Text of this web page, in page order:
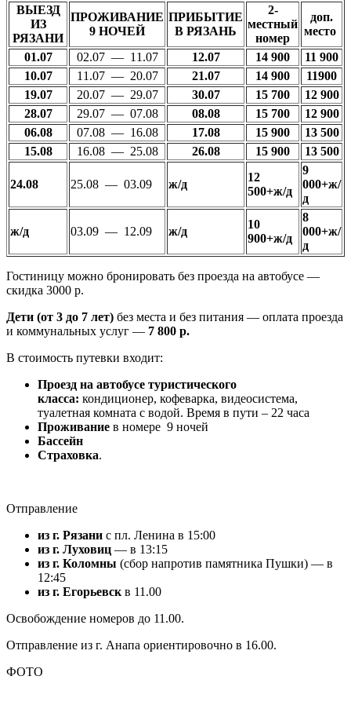
ВЫЕЗД
ИЗ
РЯЗАНИ
ПРОЖИВАНИЕ
9 НОЧЕЙ
ПРИБЫТИЕ
В РЯЗАНЬ
2-
местный
номер
доп.
место
01.07
02.07 — 11.07 12.07 14 900
11 900
10.07
11.07 — 20.07 21.07 14 900
11900
19.07
20.07 — 29.07 30.07 15 700
12 900
28.07
29.07 — 07.08 08.08 15 700
12 900
06.08
07.08 — 16.08 17.08 15 900
13 500
15.08
16.08 — 25.08 26.08 15 900 13 500
24.08 25.08 — 03.09 ж/д
12
500+ж/д
9
000+ж/
д
ж/д 03.09 — 12.09 ж/д
10
900+ж/д
8
000+ж/
д
Гостиницу можно бронировать без проезда на автобусе —
скидка 3000 р.
Дети (от 3 до 7 лет) без места и без питания — оплата проезда
и коммунальных услуг — 7 800 р.
В стоимость путевки входит:
Проезд на автобусе туристического
класса: кондиционер, кофеварка, видеосистема,
туалетная комната с водой. Время в пути – 22 часа
Проживание в номере 9 ночей
Бассейн
Страховка.
Отправление
из г. Рязани с пл. Ленина в 15:00
из г. Луховиц — в 13:15
из г. Коломны (сбор напротив памятника Пушки) — в
12:45
из г. Егорьевск в 11.00
Освобождение номеров до 11.00.
Отправление из г. Анапа ориентировочно в 16.00.
ФОТО